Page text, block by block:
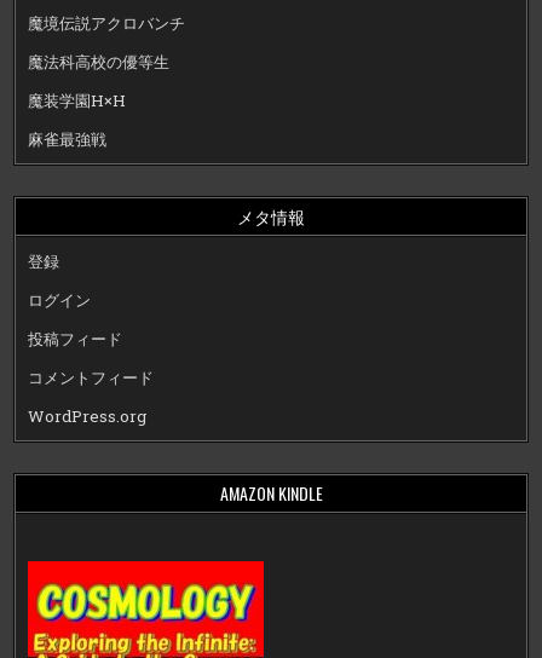
魔境伝説アクロバンチ
魔法科高校の優等生
魔装学園H×H
麻雀最強戦
メタ情報
登録
ログイン
投稿フィード
コメントフィード
WordPress.org
AMAZON KINDLE